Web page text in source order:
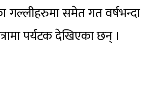
गल्लीहरुमा समेत गत वर्षभन्दा
पर्यटक देखिएका छन् ।